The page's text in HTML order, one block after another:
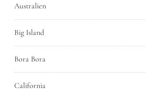
Australien
Big Island
Bora Bora
California